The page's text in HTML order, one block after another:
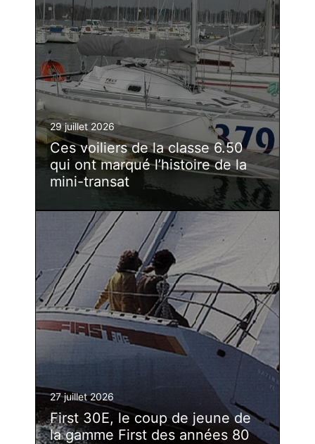
29 juillet 2026
Ces voiliers de la classe 6.50
qui ont marqué l’histoire de la
mini-transat
27 juillet 2026
First 30E, le coup de jeune de
la gamme First des années 80